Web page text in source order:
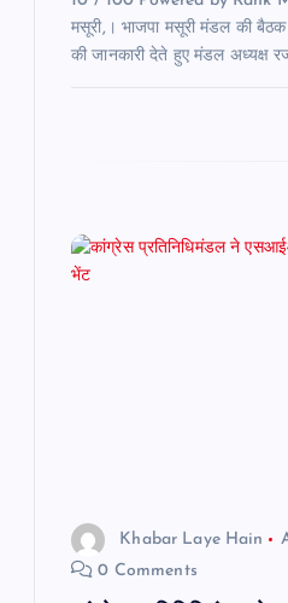
मसूरी,। भाजपा मसूरी मंडल की
की जानकारी देते हुए मंडल अध्यक्ष
Khabar Laye Hain
0 Comments